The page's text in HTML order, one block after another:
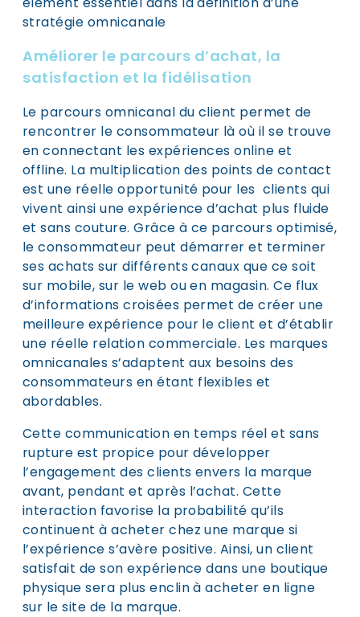
stratégie omnicanale
Améliorer le parcours d’achat, la
satisfaction et la fidélisation
Le parcours omnicanal du client permet de
rencontrer le consommateur là où il se trouve
en connectant les expériences online et
offline. La multiplication des points de contact
est une réelle opportunité pour les clients qui
vivent ainsi une expérience d’achat plus fluide
et sans couture. Grâce à ce parcours optimisé,
le consommateur peut démarrer et terminer
ses achats sur différents canaux que ce soit
sur mobile, sur le web ou en magasin. Ce flux
d’informations croisées permet de créer une
meilleure expérience pour le client et d’établir
une réelle relation commerciale. Les marques
omnicanales s’adaptent aux besoins des
consommateurs en étant flexibles et
abordables.
Cette communication en temps réel et sans
rupture est propice pour développer
l’engagement des clients envers la marque
avant, pendant et après l’achat. Cette
interaction favorise la probabilité qu’ils
continuent à acheter chez une marque si
l’expérience s’avère positive. Ainsi, un client
satisfait de son expérience dans une boutique
physique sera plus enclin à acheter en ligne
sur le site de la marque.